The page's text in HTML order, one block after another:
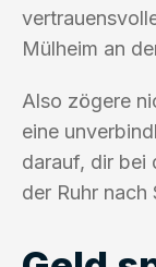
Mülheim an
Also zögere
eine
darauf, dir bei
der Ruhr nach